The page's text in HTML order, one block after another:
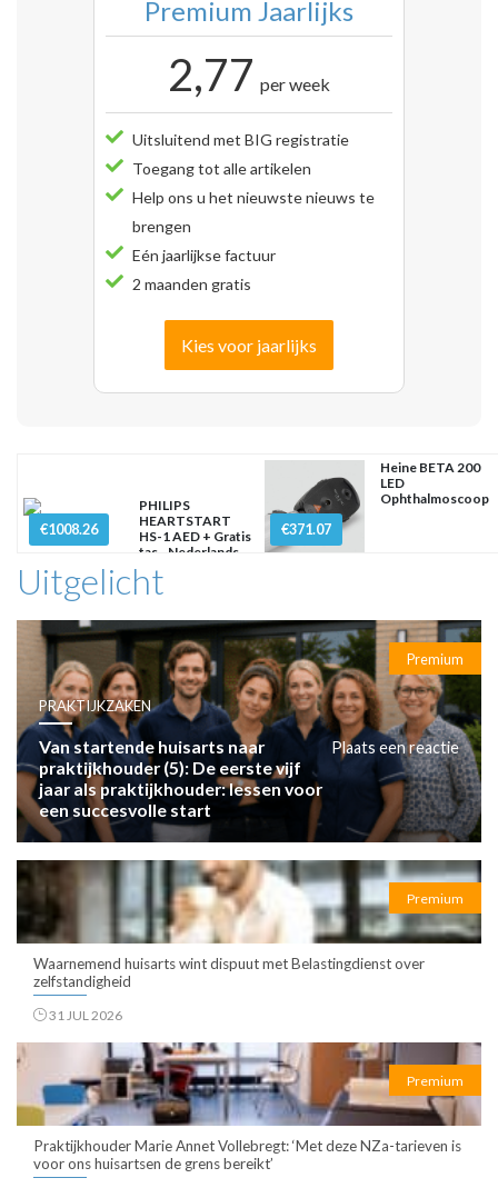
Premium Jaarlijks
2,77 per week
Uitsluitend met BIG registratie
Toegang tot alle artikelen
Help ons u het nieuwste nieuws te
brengen
Eén jaarlijkse factuur
2 maanden gratis
Kies voor jaarlijks
€1008.26
PHILIPS
HEARTSTART
HS-1 AED + Gratis
tas - Nederlands
€371.07
Heine BETA 200
LED
Ophthalmoscoop
Uitgelicht
Premium
PRAKTIJKZAKEN
Van startende huisarts naar
praktijkhouder (5): De eerste vijf
jaar als praktijkhouder: lessen voor
een succesvolle start
Plaats een reactie
Premium
Waarnemend huisarts wint dispuut met Belastingdienst over
zelfstandigheid
31 JUL 2026
Premium
Praktijkhouder Marie Annet Vollebregt: ‘Met deze NZa-tarieven is
voor ons huisartsen de grens bereikt’